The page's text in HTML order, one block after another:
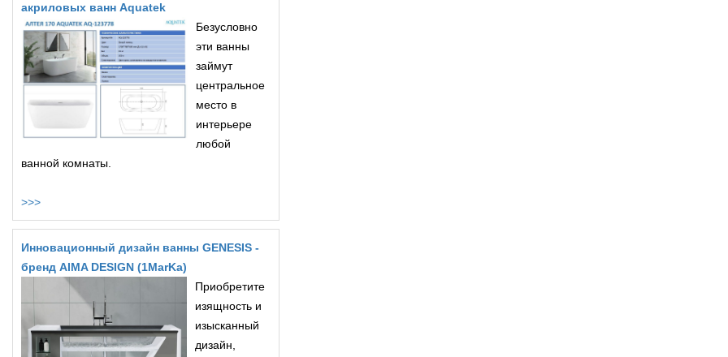
акриловых ванн Aquatek
Безусловно
эти ванны
займут
центральное
место в
интерьере
любой
ванной комнаты.
>>>
Инновационный дизайн ванны GENESIS -
бренд AIMA DESIGN (1MarKa)
Приобретите
изящность и
изысканный
дизайн,